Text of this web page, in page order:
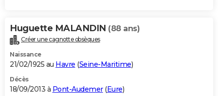
Huguette MALANDIN (88 ans)
Créer une cagnotte obsèques
Naissance
21/02/1925 au Havre (Seine-Maritime)
Décès
18/09/2013 à Pont-Audemer(Eure)